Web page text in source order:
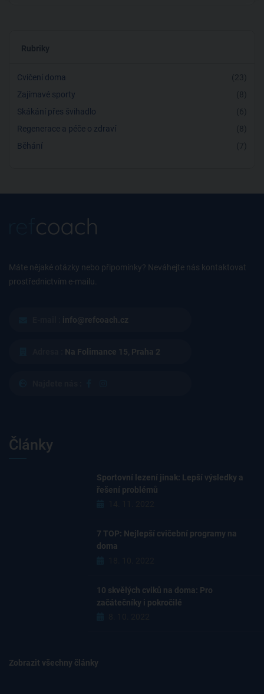
Rubriky
Cvičení doma
(23)
Zajímavé sporty
(8)
Skákání přes švihadlo
(6)
Regenerace a péče o zdraví
(8)
Běhání
(7)
Máte nějaké otázky nebo připomínky? Neváhejte nás kontaktovat
prostřednictvím e-mailu.
info@refcoach.cz
Na Folimance 15, Praha 2
Články
Sportovní lezení jinak: Lepší výsledky a
řešení problémů
7 TOP: Nejlepší cvičební programy na
doma
10 skvělých cviků na doma: Pro
začátečníky i pokročilé
Zobrazit všechny články